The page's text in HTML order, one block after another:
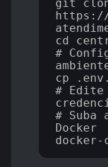
git
https://
cd
#
cp
# Edite
# Suba
Docker